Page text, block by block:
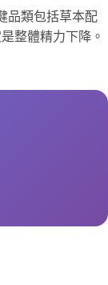
品類包括草本配
整體精力下降。